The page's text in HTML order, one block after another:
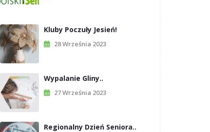
Kluby Poczuły Jesień!
28 Września 2023
Wypalanie Gliny..
27 Września 2023
Regionalny Dzień Seniora..